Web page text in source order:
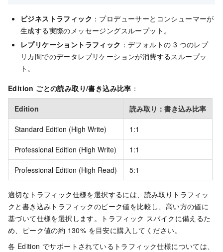
ビジネストラフィック ：プロデューサーとコンシューマーが
生成する実際のメッセージングスループット。
レプリケーショントラフィック ：デフォルトの 3 つのレプ
リカ間でのデータレプリケーションが消費するスループッ
ト。
Edition ごとの読み取り/書き込み比率 ：
Edition 読み取り：書き込み比率
Standard Edition (High Write) 1:1
Professional Edition (High Write) 1:1
Professional Edition (High Read) 5:1
適切なトラフィック仕様を選択するには、読み取りトラフィッ
クと書き込みトラフィックのピーク値を比較し、高い方の値に
基づいて仕様を選択します。トラフィック スパイクに備えるた
め、ピーク値の約 130% を目安に購入してください。
各 Edition でサポートされているトラフィック仕様については、